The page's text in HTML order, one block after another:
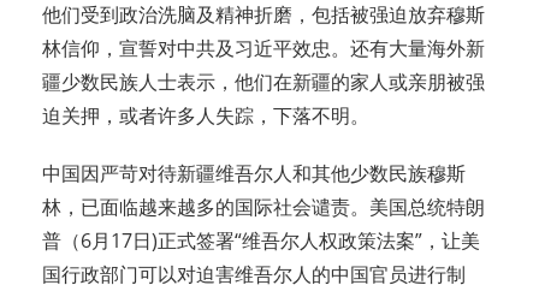
他们受到政治洗脑及精神折磨，包括被强迫放弃穆斯
林信仰，宣誓对中共及习近平效忠。还有大量海外新
疆少数民族人士表示，他们在新疆的家人或亲朋被强
迫关押，或者许多人失踪，下落不明。
中国因严苛对待新疆维吾尔人和其他少数民族穆斯
林，已面临越来越多的国际社会谴责。美国总统特朗
普（6月17日)正式签署“维吾尔人权政策法案”，让美
国行政部门可以对迫害维吾尔人的中国官员进行制